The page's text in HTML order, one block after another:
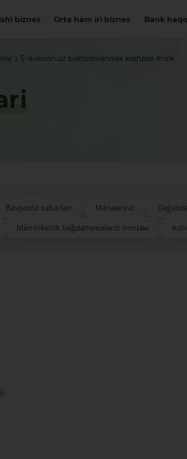
biznes Orta hám iri biznes Bank
E-auksion.uz auktsionlarında kóshpes múlk
Baspasóz xabarları Mánawiyat
Mámleketlik baǵdarlamalardı orınlaw